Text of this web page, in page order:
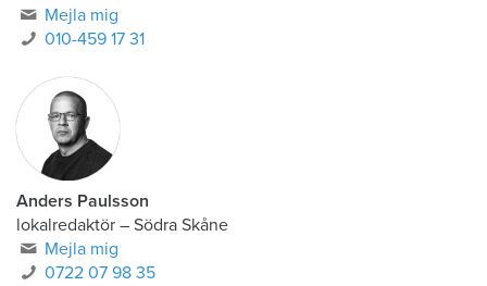
Mejla mig
010-459 17 31
Anders Paulsson
lokalredaktör – Södra Skåne
Mejla mig
0722 07 98 35